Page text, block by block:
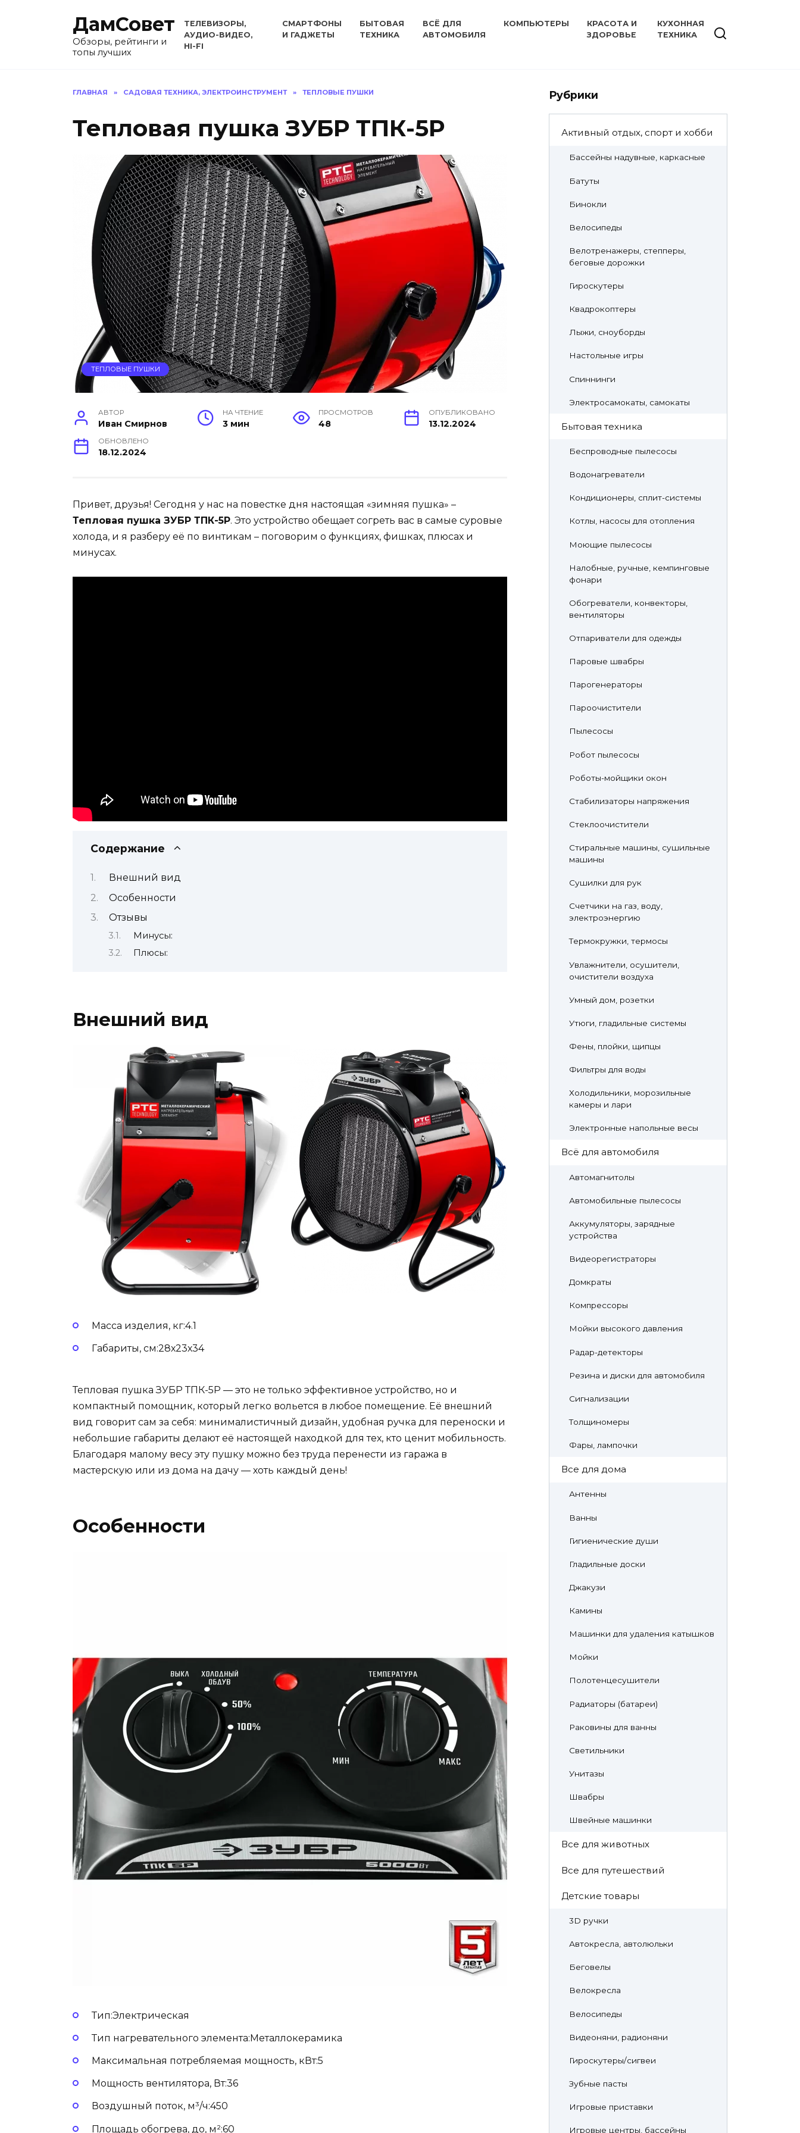
ДамСовет
Обзоры, рейтинги и
топы лучших
ТЕЛЕВИЗОРЫ,
АУДИО-ВИДЕО,
HI-FI
СМАРТФОНЫ
И ГАДЖЕТЫ
БЫТОВАЯ
ТЕХНИКА
ВСЁ ДЛЯ
АВТОМОБИЛЯ
КОМПЬЮТЕРЫ
КРАСОТА И
ЗДОРОВЬЕ
КУХОННАЯ
ТЕХНИКА
ГЛАВНАЯ » САДОВАЯ ТЕХНИКА, ЭЛЕКТРОИНСТРУМЕНТ » ТЕПЛОВЫЕ ПУШКИ
Тепловая пушка ЗУБР ТПК-5Р
ТЕПЛОВЫЕ ПУШКИ
АВТОР
Иван Смирнов
НА ЧТЕНИЕ
3 мин
ПРОСМОТРОВ
48
ОПУБЛИКОВАНО
13.12.2024
ОБНОВЛЕНО
18.12.2024
Привет, друзья! Сегодня у нас на повестке дня настоящая «зимняя пушка» –
Тепловая пушка ЗУБР ТПК-5Р. Это устройство обещает согреть вас в самые суровые
холода, и я разберу её по винтикам – поговорим о функциях, фишках, плюсах и
минусах.
Содержание
Внешний вид
Особенности
Отзывы
Минусы:
Плюсы:
Внешний вид
Масса изделия, кг:4.1
Габариты, см:28х23х34
Тепловая пушка ЗУБР ТПК-5Р — это не только эффективное устройство, но и
компактный помощник, который легко вольется в любое помещение. Её внешний
вид говорит сам за себя: минималистичный дизайн, удобная ручка для переноски и
небольшие габариты делают её настоящей находкой для тех, кто ценит мобильность.
Благодаря малому весу эту пушку можно без труда перенести из гаража в
мастерскую или из дома на дачу — хоть каждый день!
Особенности
Тип:Электрическая
Тип нагревательного элемента:Металлокерамика
Максимальная потребляемая мощность, кВт:5
Мощность вентилятора, Вт:36
Воздушный поток, м³/ч:450
Площадь обогрева, до, м²:60
Рубрики
Активный отдых, спорт и хобби
Бассейны надувные, каркасные
Батуты
Бинокли
Велосипеды
Велотренажеры, степперы,
беговые дорожки
Гироскутеры
Квадрокоптеры
Лыжи, сноуборды
Настольные игры
Спиннинги
Электросамокаты, самокаты
Бытовая техника
Беспроводные пылесосы
Водонагреватели
Кондиционеры, сплит-системы
Котлы, насосы для отопления
Моющие пылесосы
Налобные, ручные, кемпинговые
фонари
Обогреватели, конвекторы,
вентиляторы
Отпариватели для одежды
Паровые швабры
Парогенераторы
Пароочистители
Пылесосы
Робот пылесосы
Роботы-мойщики окон
Стабилизаторы напряжения
Стеклоочистители
Стиральные машины, сушильные
машины
Сушилки для рук
Счетчики на газ, воду,
электроэнергию
Термокружки, термосы
Увлажнители, осушители,
очистители воздуха
Умный дом, розетки
Утюги, гладильные системы
Фены, плойки, щипцы
Фильтры для воды
Холодильники, морозильные
камеры и лари
Электронные напольные весы
Всё для автомобиля
Автомагнитолы
Автомобильные пылесосы
Аккумуляторы, зарядные
устройства
Видеорегистраторы
Домкраты
Компрессоры
Мойки высокого давления
Радар-детекторы
Резина и диски для автомобиля
Сигнализации
Толщиномеры
Фары, лампочки
Все для дома
Антенны
Ванны
Гигиенические души
Гладильные доски
Джакузи
Камины
Машинки для удаления катышков
Мойки
Полотенцесушители
Радиаторы (батареи)
Раковины для ванны
Светильники
Унитазы
Швабры
Швейные машинки
Все для животных
Все для путешествий
Детские товары
3D ручки
Автокресла, автолюльки
Беговелы
Велокресла
Велосипеды
Видеоняни, радионяни
Гироскутеры/сигвеи
Зубные пасты
Игровые приставки
Игровые центры, бассейны